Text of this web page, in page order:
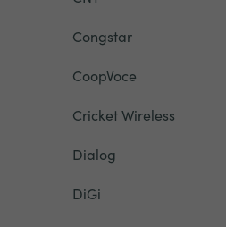
Congstar
CoopVoce
Cricket Wireless
Dialog
DiGi